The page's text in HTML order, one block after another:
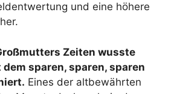
und eine höhere
Zeiten wusste
sparen, sparen, sparen
Eines der altbewährten